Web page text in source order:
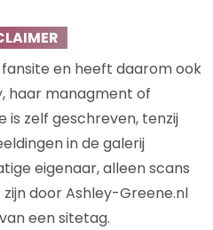
fansite en heeft daarom ook
haar managment of
is zelf geschreven, tenzij
in de galerij
eigenaar, alleen scans
door Ashley-Greene.nl
een sitetag.